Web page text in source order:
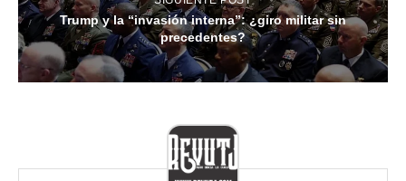
Trump y la “invasión interna”: ¿giro militar sin
precedentes?